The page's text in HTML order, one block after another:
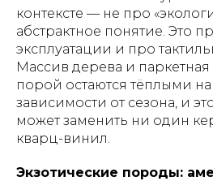
контексте — не про
абстрактное понятие. Это
эксплуатации и про
Массив дерева и паркетная
порой остаются тёплыми
зависимости от сезона, и
может заменить ни один
кварц-винил.
Экзотические породы: